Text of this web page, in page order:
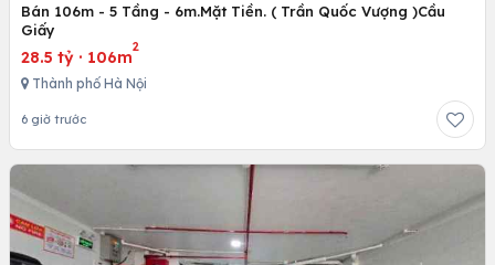
Bán 106m - 5 Tầng - 6m.Mặt Tiền. ( Trần Quốc Vượng )Cầu
Giấy
28.5 tỷ · 106m
2
Thành phố Hà Nội
6 giờ trước